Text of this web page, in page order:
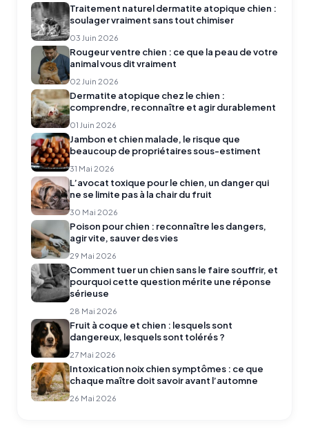
Traitement naturel dermatite atopique chien :
soulager vraiment sans tout chimiser
03 Juin 2026
Rougeur ventre chien : ce que la peau de votre
animal vous dit vraiment
02 Juin 2026
Dermatite atopique chez le chien :
comprendre, reconnaître et agir durablement
01 Juin 2026
Jambon et chien malade, le risque que
beaucoup de propriétaires sous-estiment
31 Mai 2026
L’avocat toxique pour le chien, un danger qui
ne se limite pas à la chair du fruit
30 Mai 2026
Poison pour chien : reconnaître les dangers,
agir vite, sauver des vies
29 Mai 2026
Comment tuer un chien sans le faire souffrir, et
pourquoi cette question mérite une réponse
sérieuse
28 Mai 2026
Fruit à coque et chien : lesquels sont
dangereux, lesquels sont tolérés ?
27 Mai 2026
Intoxication noix chien symptômes : ce que
chaque maître doit savoir avant l’automne
26 Mai 2026